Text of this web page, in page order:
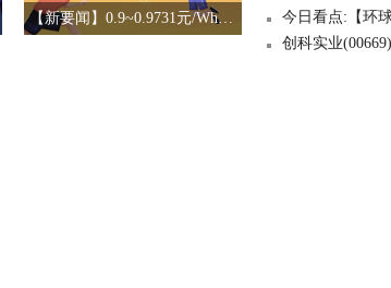
【新要闻】0.9~0.9731元/Wh！广西300MW/600MWh独立储能项目中标候选人公示！